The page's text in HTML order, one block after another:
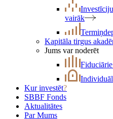
vairāk
Kapitāla tirgus
Jums var noderēt
Kur investēt?
SBBF Fonds
Aktualitātes
Par Mums